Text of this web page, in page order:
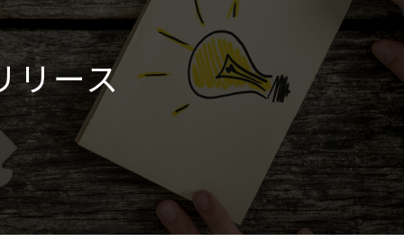
トライアル on AWS
マニュアル
お問い合わせ
トライアル on AWS
マニュアル
お問い合わせ
トライアル on AWS
マニュアル
お問い合わせ
トライアル on AWS
マニュアル
お問い合わせ
トライアル on AWS
マニュアル
お問い合わせ
トライアル on AWS
マニュアル
お問い合わせ
トライアル on AWS
マニュアル
お問い合わせ
リース